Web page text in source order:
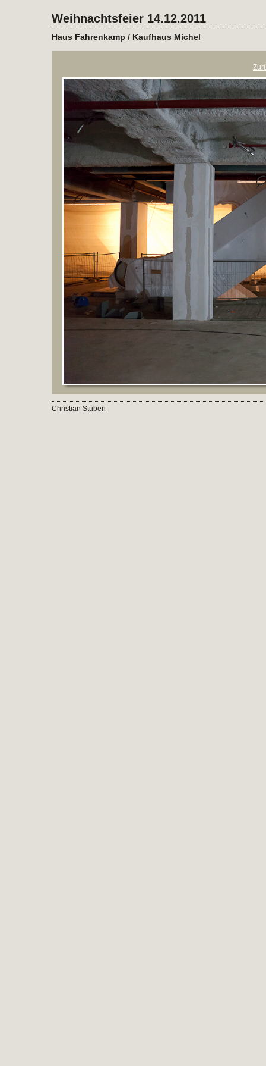
Weihnachtsfeier 14.12.2011
Haus Fahrenkamp / Kaufhaus Michel
Christian Stüben